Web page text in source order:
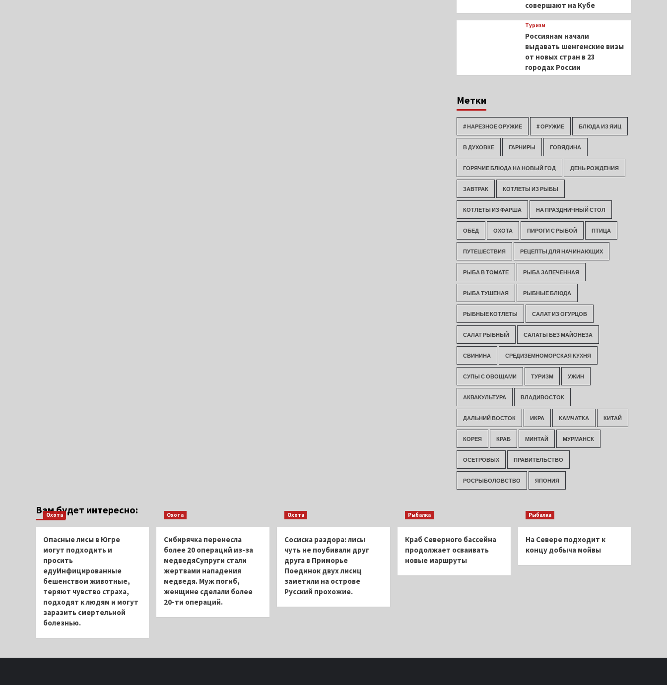
совершают на Кубе
Туризм
Россиянам начали
выдавать шенгенские визы
от новых стран в 23
городах России
Метки
# НАРЕЗНОЕ ОРУЖИЕ # ОРУЖИЕ БЛЮДА ИЗ ЯИЦ
В ДУХОВКЕ ГАРНИРЫ ГОВЯДИНА
ГОРЯЧИЕ БЛЮДА НА НОВЫЙ ГОД ДЕНЬ РОЖДЕНИЯ
ЗАВТРАК КОТЛЕТЫ ИЗ РЫБЫ
КОТЛЕТЫ ИЗ ФАРША НА ПРАЗДНИЧНЫЙ СТОЛ
ОБЕД ОХОТА ПИРОГИ С РЫБОЙ ПТИЦА
ПУТЕШЕСТВИЯ РЕЦЕПТЫ ДЛЯ НАЧИНАЮЩИХ
РЫБА В ТОМАТЕ РЫБА ЗАПЕЧЕННАЯ
РЫБА ТУШЕНАЯ РЫБНЫЕ БЛЮДА
РЫБНЫЕ КОТЛЕТЫ САЛАТ ИЗ ОГУРЦОВ
САЛАТ РЫБНЫЙ САЛАТЫ БЕЗ МАЙОНЕЗА
СВИНИНА СРЕДИЗЕМНОМОРСКАЯ КУХНЯ
СУПЫ С ОВОЩАМИ ТУРИЗМ УЖИН
АКВАКУЛЬТУРА ВЛАДИВОСТОК
ДАЛЬНИЙ ВОСТОК ИКРА КАМЧАТКА КИТАЙ
КОРЕЯ КРАБ МИНТАЙ МУРМАНСК
ОСЕТРОВЫХ ПРАВИТЕЛЬСТВО
РОСРЫБОЛОВСТВО ЯПОНИЯ
Вам будет интересно:
Охота
Опасные лисы в Югре
могут подходить и
просить
едуИнфицированные
бешенством животные,
теряют чувство страха,
подходят к людям и могут
заразить смертельной
болезнью.
Охота
Сибирячка перенесла
более 20 операций из-за
медведяСупруги стали
жертвами нападения
медведя. Муж погиб,
женщине сделали более
20-ти операций.
Охота
Сосиска раздора: лисы
чуть не поубивали друг
друга в Приморье
Поединок двух лисиц
заметили на острове
Русский прохожие.
Рыбалка
Краб Северного бассейна
продолжает осваивать
новые маршруты
Рыбалка
На Севере подходит к
концу добыча мойвы